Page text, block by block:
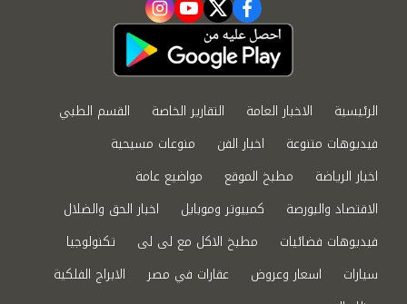
facebook
twitter
youtube
instagram
الرئيسية الاخبار العامة التقارير الخاصة
القسم الطبي
فيديوهات متنوعة
اخبار الفن
منوعات مسيحية
اخبار الرياضة
مطبخ الموقع
مواضيع عامة
الاقتصاد والبورصة
كمبيوتر وموبايل
اخبار الحق والضلال
فيديوهات فضائيات
مطبخ الاكل مع لى لى
تكنولوجيا
سيارات
اسعار وعروض عقارات في مصر
الابراج الفلكية